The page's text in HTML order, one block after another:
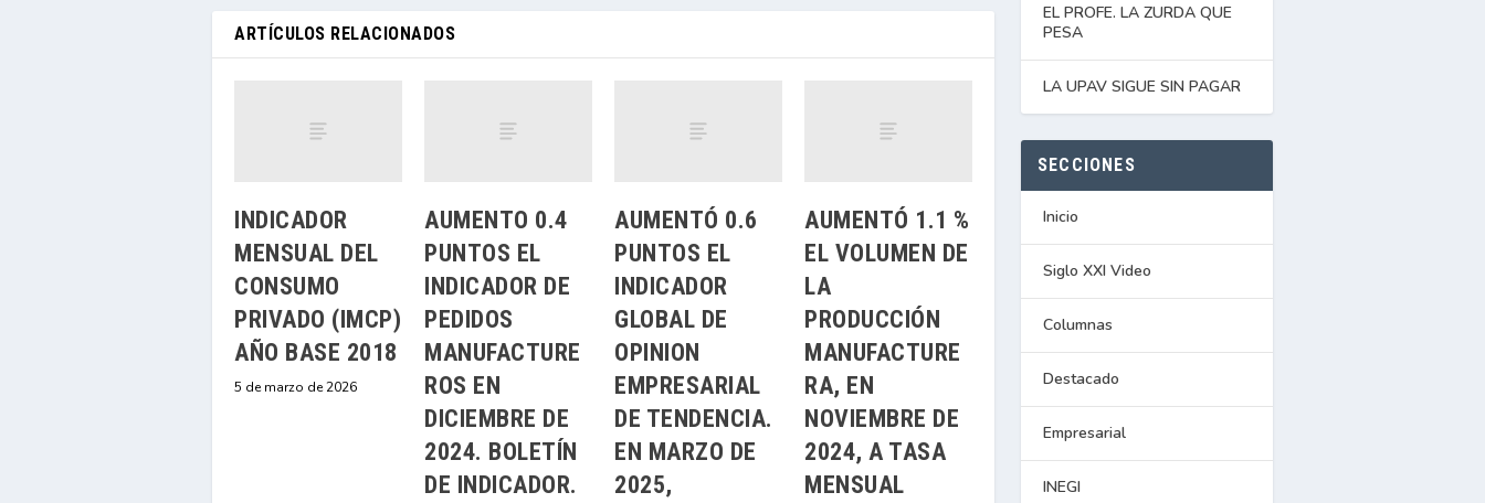
ARTÍCULOS RELACIONADOS
INDICADOR
MENSUAL DEL
CONSUMO
PRIVADO (IMCP)
AÑO BASE 2018
5 de marzo de 2026
AUMENTO 0.4
PUNTOS EL
INDICADOR DE
PEDIDOS
MANUFACTURE
ROS EN
DICIEMBRE DE
2024. BOLETÍN
DE INDICADOR.
AUMENTÓ 0.6
PUNTOS EL
INDICADOR
GLOBAL DE
OPINION
EMPRESARIAL
DE TENDENCIA.
EN MARZO DE
2025,
AUMENTÓ 1.1 %
EL VOLUMEN DE
LA
PRODUCCIÓN
MANUFACTURE
RA, EN
NOVIEMBRE DE
2024, A TASA
MENSUAL
EL PROFE. LA ZURDA QUE
PESA
LA UPAV SIGUE SIN PAGAR
SECCIONES
Inicio
Siglo XXI Video
Columnas
Destacado
Empresarial
INEGI